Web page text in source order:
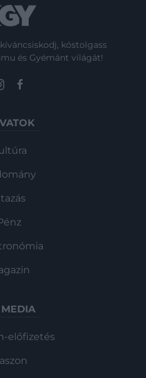
kóstolgass
és Gyémánt világát!
előfizetés